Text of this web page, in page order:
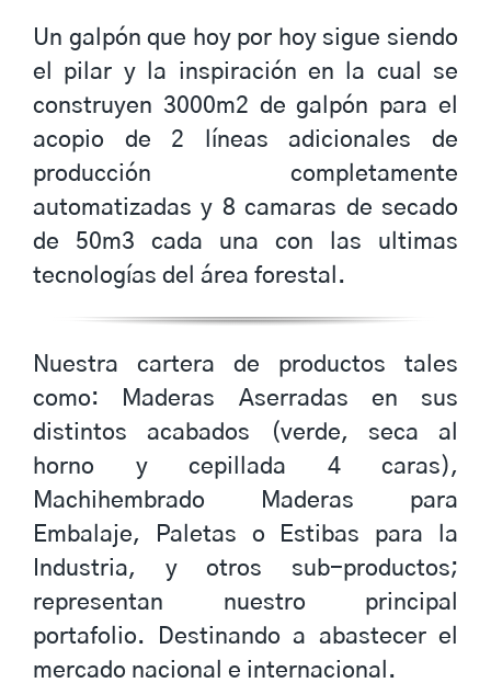
Un galpón que hoy por hoy sigue siendo
el pilar y la inspiración en la cual se
construyen 3000m2 de galpón para el
acopio de 2 líneas adicionales de
producción completamente
automatizadas y 8 camaras de secado
de 50m3 cada una con las ultimas
tecnologías del área forestal.
Nuestra cartera de productos tales
como: Maderas Aserradas en sus
distintos acabados (verde, seca al
horno y cepillada 4 caras),
Machihembrado Maderas para
Embalaje, Paletas o Estibas para la
Industria, y otros sub-productos;
representan nuestro principal
portafolio. Destinando a abastecer el
mercado nacional e internacional.